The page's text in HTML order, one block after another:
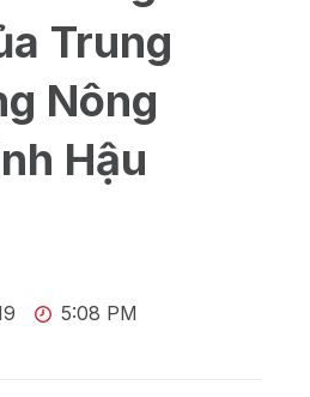
Trung
Nông
Hậu
5:08 PM